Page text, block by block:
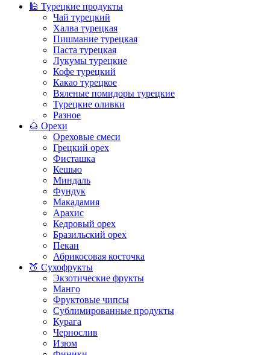
🕌 Турецкие продукты
Чай турецкий
Халва турецкая
Пишмание турецкая
Паста турецкая
Лукумы турецкие
Кофе турецкий
Какао турецкое
Вяленые помидоры турецкие
Турецкие оливки
Разное
🌰 Орехи
Ореховые смеси
Грецкий орех
Фисташка
Кешью
Миндаль
Фундук
Макадамия
Арахис
Кедровый орех
Бразильский орех
Пекан
Абрикосовая косточка
🍑 Сухофрукты
Экзотические фрукты
Манго
Фруктовые чипсы
Сублимированные продукты
Курага
Чернослив
Изюм